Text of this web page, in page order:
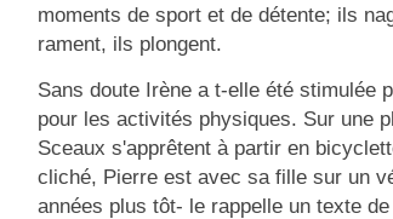
moments de sport et de détente; ils
rament, ils plongent.
Sans doute Irène a t-elle été stimulée
pour les activités physiques. Sur une
Sceaux s'apprêtent à partir en
cliché, Pierre est avec sa fille sur un
années plus tôt- le rappelle un texte